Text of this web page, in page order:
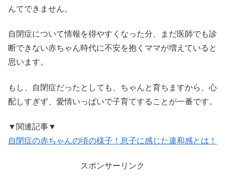
んてできません。
自閉症について情報を得やすくなった分、まだ医師でも診
断できない赤ちゃん時代に不安を抱くママが増えていると
思います。
もし、自閉症だったとしても、ちゃんと育ちますから、心
配しすぎず、愛情いっぱいで子育てすることが一番です。
▼関連記事▼
自閉症の赤ちゃんの頃の様子！息子に感じた違和感とは！
スポンサーリンク